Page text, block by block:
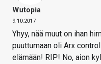
Wutopia
9.10.2017
Yhyy, nää muut on ihan
puuttumaan oli Arx
elämään! RIP! No, aion